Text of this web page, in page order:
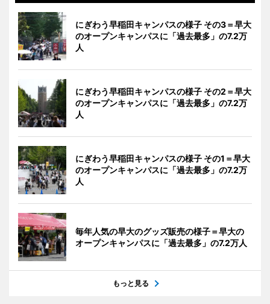
にぎわう早稲田キャンパスの様子 その3＝早大
のオープンキャンパスに「過去最多」の7.2万
人
にぎわう早稲田キャンパスの様子 その2＝早大
のオープンキャンパスに「過去最多」の7.2万
人
にぎわう早稲田キャンパスの様子 その1＝早大
のオープンキャンパスに「過去最多」の7.2万
人
毎年人気の早大のグッズ販売の様子＝早大の
オープンキャンパスに「過去最多」の7.2万人
もっと見る